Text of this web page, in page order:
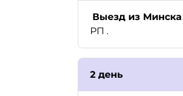
Выезд из Минска
РП .
2 день